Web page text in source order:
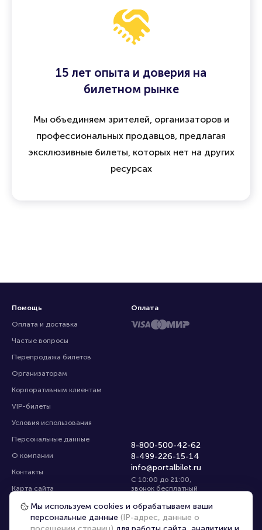
15 лет опыта и доверия на
билетном рынке
Мы объединяем зрителей, организаторов и
профессиональных продавцов, предлагая
эксклюзивные билеты, которых нет на других
ресурсах
Помощь
Оплата и доставка
Частые вопросы
Перепродажа билетов
Организаторам
Корпоративным клиентам
VIP-билеты
Условия использования
Персональные данные
О компании
Контакты
Карта сайта
Управление cookies
8-800-500-42-62
8-499-226-15-14
info@portalbilet.ru
С 10:00 до 21:00,
звонок бесплатный
Все площадки
Оплата
Мы используем cookies и обрабатываем ваши
персональные данные (IP-адрес, данные о